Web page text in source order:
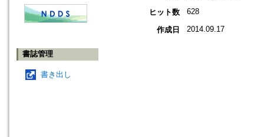
書誌管理
書き出し
ヒット数
628
作成日 2014.09.17